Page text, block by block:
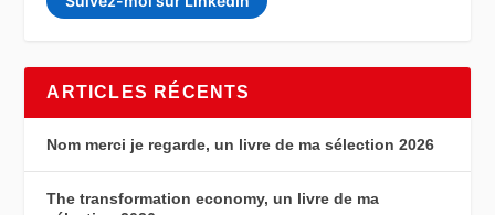
ARTICLES RÉCENTS
Nom merci je regarde, un livre de ma sélection 2026
The transformation economy, un livre de ma